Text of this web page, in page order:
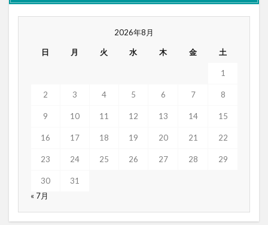
2026年8月
日 月 火 水 木 金 土
1
2 3 4 5 6 7 8
9 10 11 12 13 14 15
16 17 18 19 20 21 22
23 24 25 26 27 28 29
30
31
« 7月